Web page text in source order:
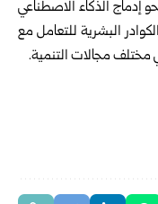
إدماج الذكاء الاصطناعي
البشرية للتعامل مع
مختلف مجالات التنمية.